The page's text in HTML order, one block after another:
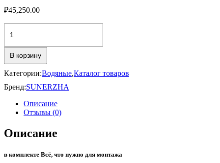
₽45,250.00
товара
3.0
1200х159
В корзину
Категории:Водяные,Каталог товаров
Бренд:SUNERZHA
Описание
Отзывы (0)
Описание
в комплекте Всё, что нужно для монтажа